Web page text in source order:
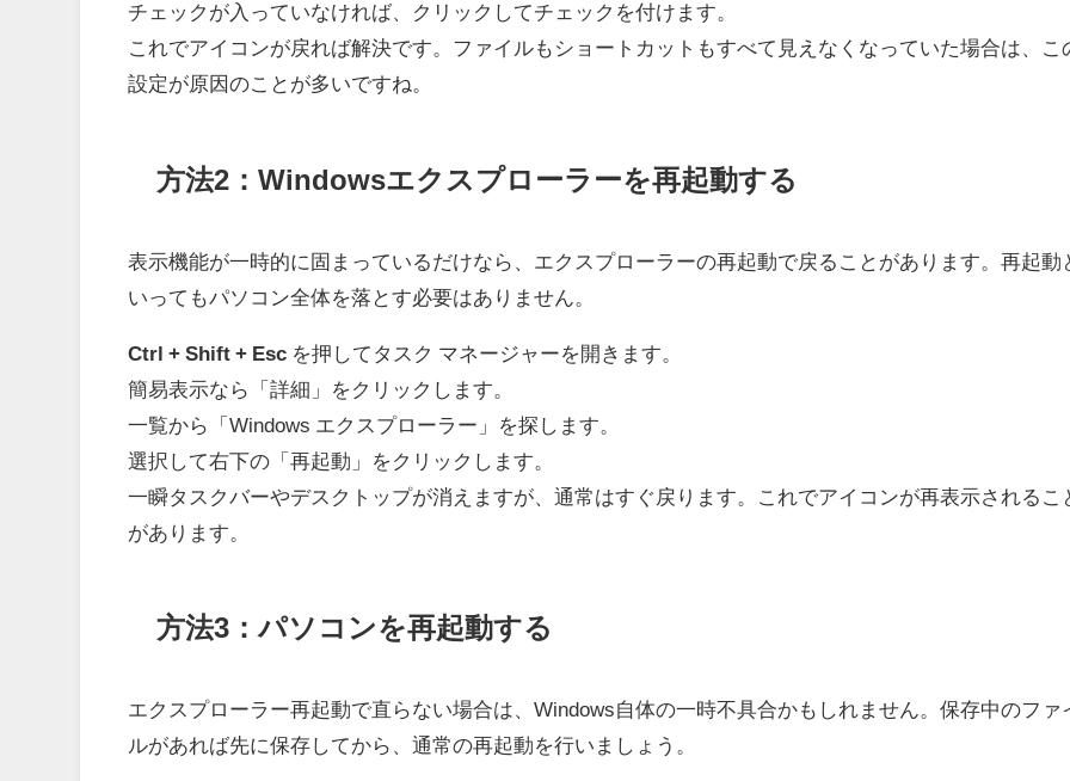
チェックが入っていなければ、クリックしてチェックを付けます。
これでアイコンが戻れば解決です。ファイルもショートカットもすべて見えなくなっていた場合は、こ
設定が原因のことが多いですね。
方法2：Windowsエクスプローラーを再起動する
表示機能が一時的に固まっているだけなら、エクスプローラーの再起動で戻ることがあります。再起動
いってもパソコン全体を落とす必要はありません。
Ctrl + Shift + Esc を押してタスク マネージャーを開きます。
簡易表示なら「詳細」をクリックします。
一覧から「Windows エクスプローラー」を探します。
選択して右下の「再起動」をクリックします。
一瞬タスクバーやデスクトップが消えますが、通常はすぐ戻ります。これでアイコンが再表示されるこ
があります。
方法3：パソコンを再起動する
エクスプローラー再起動で直らない場合は、Windows自体の一時不具合かもしれません。保存中のファ
ルがあれば先に保存してから、通常の再起動を行いましょう。